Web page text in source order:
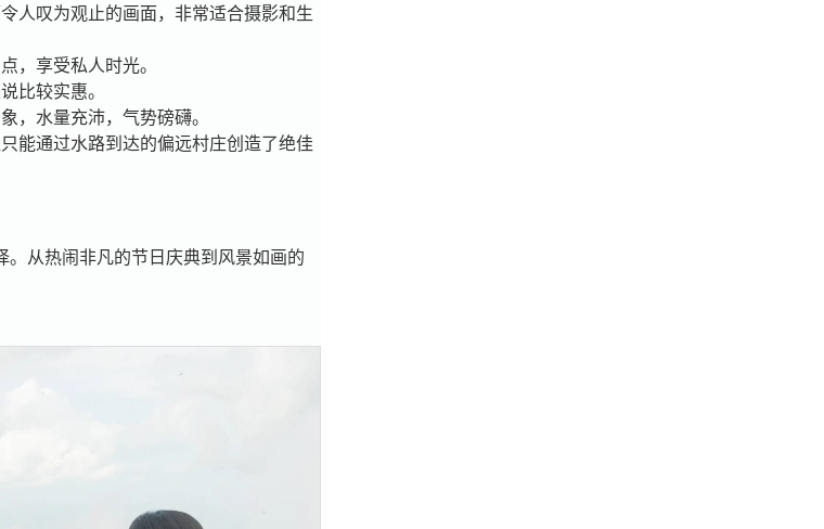
人叹为观止的画面，非常适合摄影和生
，享受私人时光。
比较实惠。
，水量充沛，气势磅礴。
能通过水路到达的偏远村庄创造了绝佳
从热闹非凡的节日庆典到风景如画的